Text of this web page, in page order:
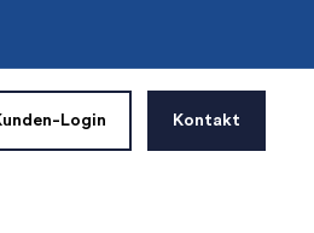
Login Kontakt